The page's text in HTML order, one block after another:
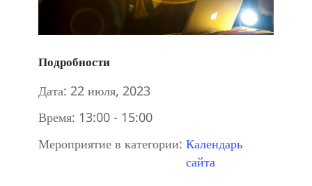
Подробности
Дата: 22 июля, 2023
Время: 13:00 - 15:00
Мероприятие в категории: Календарь
сайта